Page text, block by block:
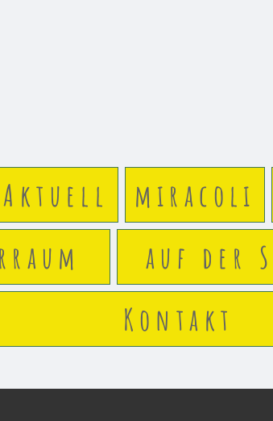
Aktuell miracoli
auf der
Kontakt